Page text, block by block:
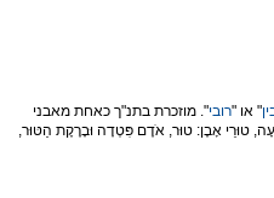
קטגוריות
" או "רובי". מוזכרת בתנ"ך כאחת מאבני
טוּרֵי אָבֶן: טוּר, אֹדֶם פִּטְדָה וּבָרֶקֶת הַטּוּר,